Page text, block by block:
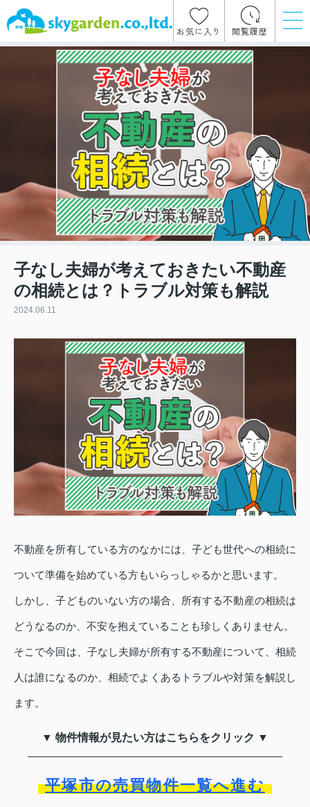
お気に入り 閲覧履歴
子なし夫婦が考えておきたい不動産
の相続とは？トラブル対策も解説
2024.06.11
不動産を所有している方のなかには、子ども世代への相続に
ついて準備を始めている方もいらっしゃるかと思います。
しかし、子どものいない方の場合、所有する不動産の相続は
どうなるのか、不安を抱えていることも珍しくありません。
そこで今回は、子なし夫婦が所有する不動産について、相続
人は誰になるのか、相続でよくあるトラブルや対策を解説し
ます。
▼ 物件情報が見たい方はこちらをクリック ▼
平塚市の売買物件一覧へ進む